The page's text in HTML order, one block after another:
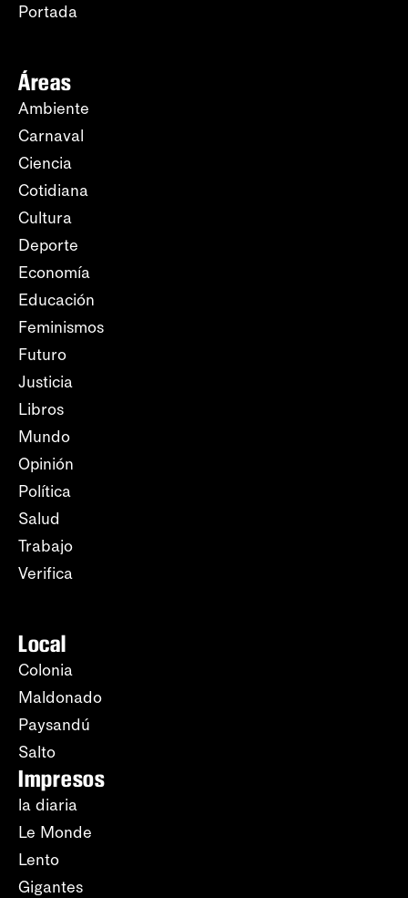
Portada
Áreas
Ambiente
Carnaval
Ciencia
Cotidiana
Cultura
Deporte
Economía
Educación
Feminismos
Futuro
Justicia
Libros
Mundo
Opinión
Política
Salud
Trabajo
Verifica
Local
Colonia
Maldonado
Paysandú
Salto
Impresos
la diaria
Le Monde
Lento
Gigantes